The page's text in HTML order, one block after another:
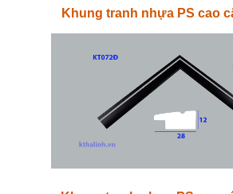
Khung tranh nhựa PS cao